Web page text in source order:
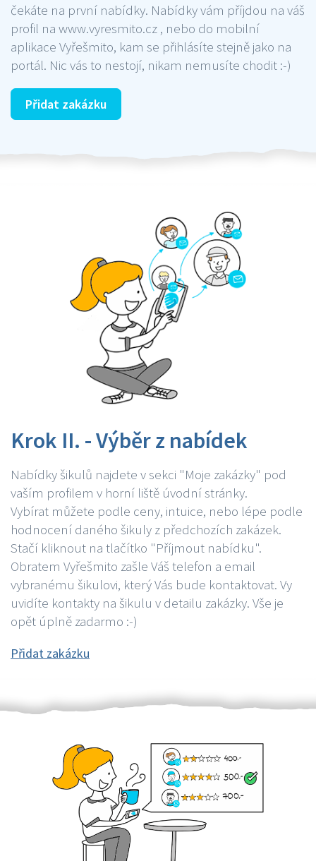
čekáte na první nabídky. Nabídky vám příjdou na váš
profil na www.vyresmito.cz , nebo do mobilní
aplikace Vyřešmito, kam se přihlásíte stejně jako na
portál. Nic vás to nestojí, nikam nemusíte chodit :-)
Přidat zakázku
Krok II. - Výběr z nabídek
Nabídky šikulů najdete v sekci "Moje zakázky" pod
vaším profilem v horní liště úvodní stránky.
Vybírat můžete podle ceny, intuice, nebo lépe podle
hodnocení daného šikuly z předchozích zakázek.
Stačí kliknout na tlačítko "Příjmout nabídku".
Obratem Vyřešmito zašle Váš telefon a email
vybranému šikulovi, který Vás bude kontaktovat. Vy
uvidíte kontakty na šikulu v detailu zakázky. Vše je
opět úplně zadarmo :-)
Přidat zakázku